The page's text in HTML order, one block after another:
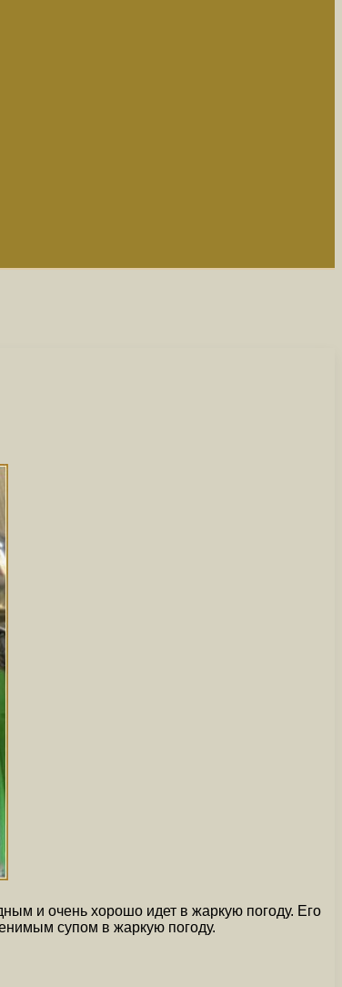
и очень хорошо идет в жаркую погоду. Его
супом в жаркую погоду.